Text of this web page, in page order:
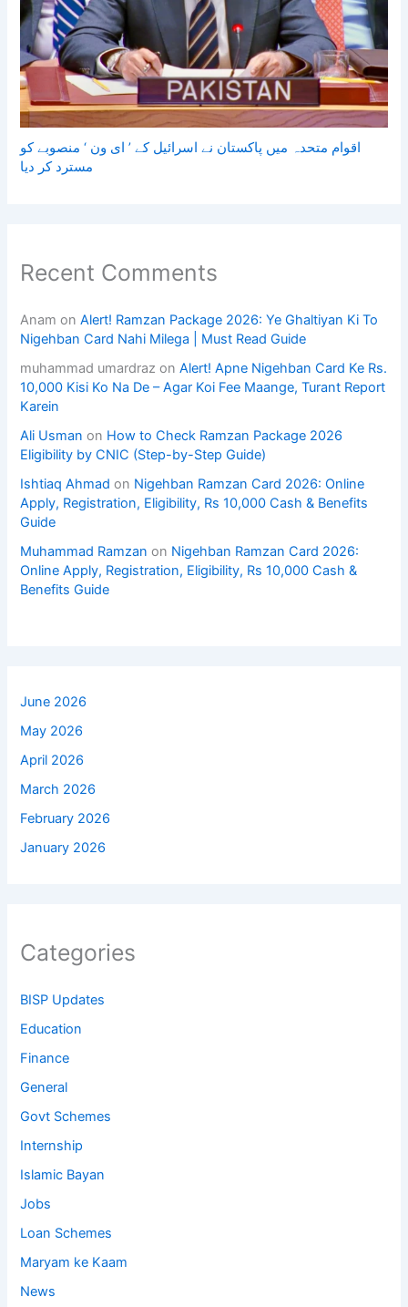
اقوام متحدہ میں پاکستان نے اسرائیل کے ’ ای ون ‘ منصوبے کو
مسترد کر دیا
Recent Comments
Anam onAlert! Ramzan Package 2026: Ye Ghaltiyan Ki To
Nigehban Card Nahi Milega | Must Read Guide
muhammad umardraz onAlert! Apne Nigehban Card Ke Rs.
10,000 Kisi Ko Na De – Agar Koi Fee Maange, Turant Report
Karein
Ali Usman on How to Check Ramzan Package 2026
Eligibility by CNIC (Step-by-Step Guide)
Ishtiaq Ahmad on Nigehban Ramzan Card 2026: Online
Apply, Registration, Eligibility, Rs 10,000 Cash & Benefits
Guide
Muhammad Ramzan on Nigehban Ramzan Card 2026:
Online Apply, Registration, Eligibility, Rs 10,000 Cash &
Benefits Guide
June 2026
May 2026
April 2026
March 2026
February 2026
January 2026
Categories
BISP Updates
Education
Finance
General
Govt Schemes
Internship
Islamic Bayan
Jobs
Loan Schemes
Maryam ke Kaam
News